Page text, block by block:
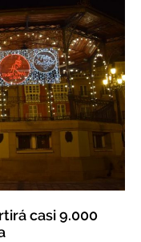
casi 9.000